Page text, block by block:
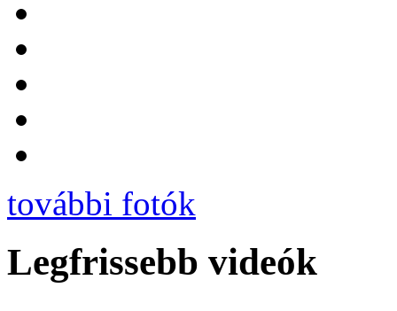
további fotók
Legfrissebb videók